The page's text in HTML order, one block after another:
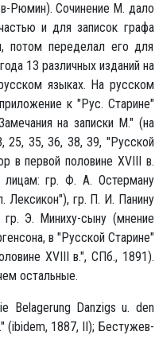
Рюмин). Сочинение М. дало
и для записок графа
потом переделал его для
13 различных изданий на
языках. На русском
к "Рус. Старине"
на записки М." (на
25, 35, 36, 38, 39, "Русской
в первой половине XVIII в.
лицам: гр. Ф. А. Остерману
Лексикон"), гр. П. И. Панину
Э. Миниху-сыну (мнение
в "Русской Старине"
XVIII в.", СПб., 1891).
остальные.
Belagerung Danzigs u. den
(ibidem, 1887, II); Бестужев-